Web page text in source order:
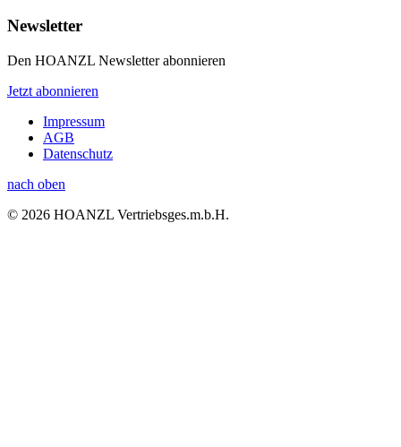
Newsletter
Den HOANZL Newsletter abonnieren
Jetzt abonnieren
Impressum
AGB
Datenschutz
nach oben
© 2026 HOANZL Vertriebsges.m.b.H.